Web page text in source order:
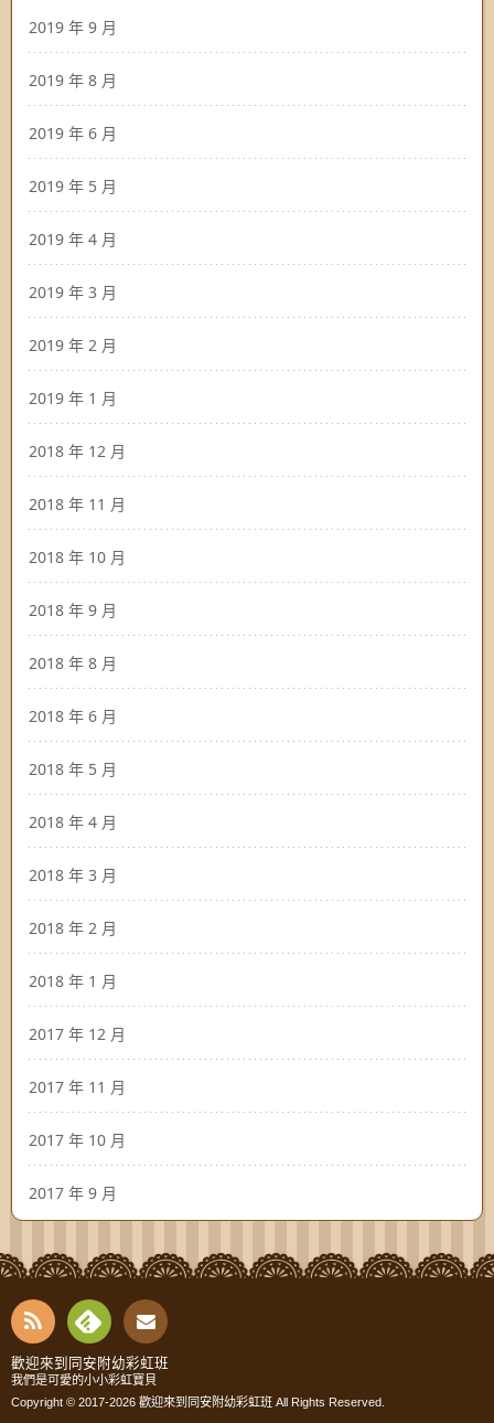
2019 年 9 月
2019 年 8 月
2019 年 6 月
2019 年 5 月
2019 年 4 月
2019 年 3 月
2019 年 2 月
2019 年 1 月
2018 年 12 月
2018 年 11 月
2018 年 10 月
2018 年 9 月
2018 年 8 月
2018 年 6 月
2018 年 5 月
2018 年 4 月
2018 年 3 月
2018 年 2 月
2018 年 1 月
2017 年 12 月
2017 年 11 月
2017 年 10 月
2017 年 9 月
RSS
Fee
dly
Cont
act
歡迎來到同安附幼彩虹班
我們是可愛的小小彩虹寶貝
Copyright © 2017-2026 歡迎來到同安附幼彩虹班 All Rights Reserved.